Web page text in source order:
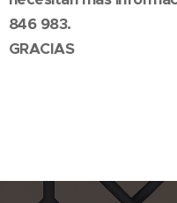
846 983.
GRACIAS